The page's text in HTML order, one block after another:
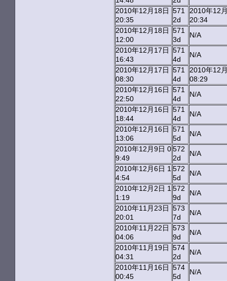
2010年12月18日
20:35
571
2d
2010年12
20:34
2010年12月18日
12:00
571
3d
N/A
2010年12月17日
16:43
571
4d
N/A
2010年12月17日
08:30
571
4d
2010年12
08:29
2010年12月16日
22:50
571
4d
N/A
2010年12月16日
18:44
571
4d
N/A
2010年12月16日
13:06
571
5d
N/A
2010年12月9日 0
9:49
572
2d
N/A
2010年12月6日 1
4:54
572
5d
N/A
2010年12月2日 1
1:19
572
9d
N/A
2010年11月23日
20:01
573
7d
N/A
2010年11月22日
04:06
573
9d
N/A
2010年11月19日
04:31
574
2d
N/A
2010年11月16日
00:45
574
5d
N/A